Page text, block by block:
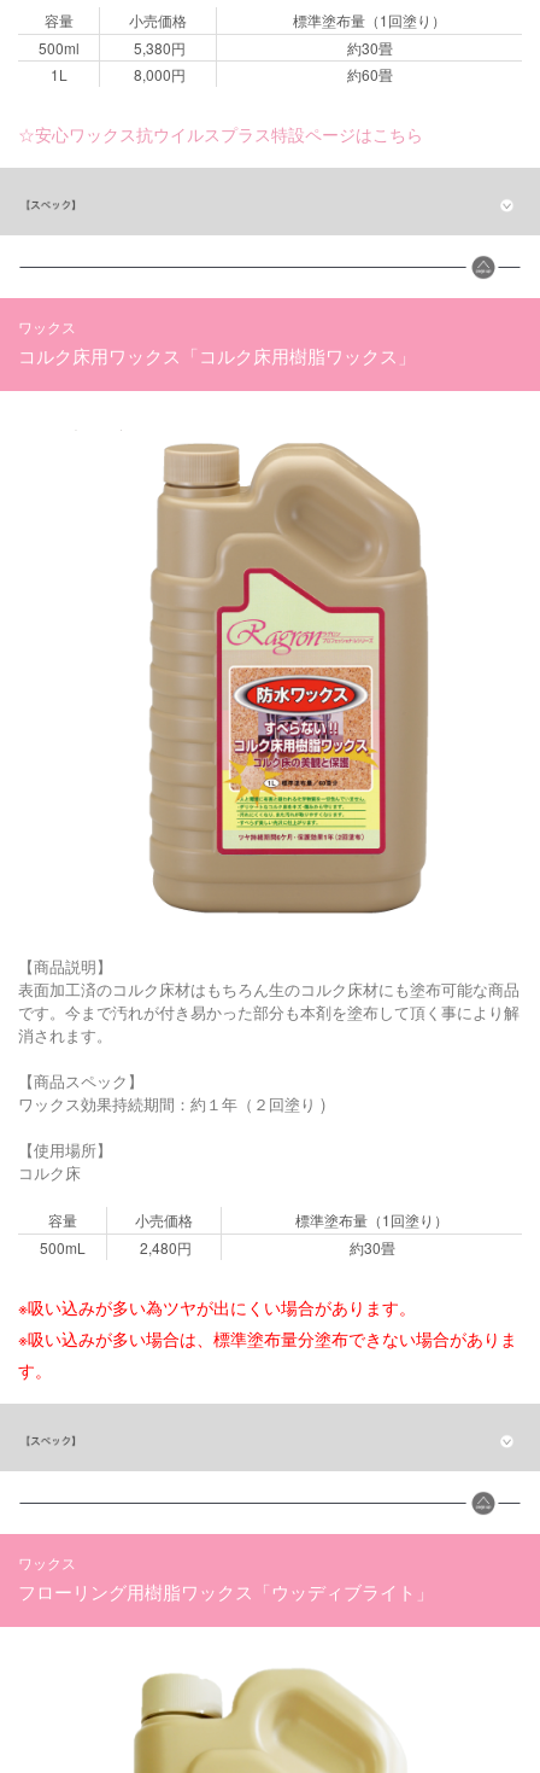
容量 小売価格
標準塗布量（1回塗り）
500ml
5,380円
約30畳
1L
8,000円 約60畳
☆安心ワックス抗ウイルスプラス特設ページはこちら
ワックス
コルク床用ワックス「コルク床用樹脂ワックス」
【商品説明】
表面加工済のコルク床材はもちろん生のコルク床材にも塗布可能な商品
です。今まで汚れが付き易かった部分も本剤を塗布して頂く事により解
消されます。
【商品スペック】
ワックス効果持続期間：約１年（２回塗り )
【使用場所】
コルク床
容量 小売価格
標準塗布量（1回塗り）
500mL
2,480円 約30畳
※吸い込みが多い為ツヤが出にくい場合があります。
※吸い込みが多い場合は、標準塗布量分塗布できない場合がありま
す。
ワックス
フローリング用樹脂ワックス「ウッディブライト」